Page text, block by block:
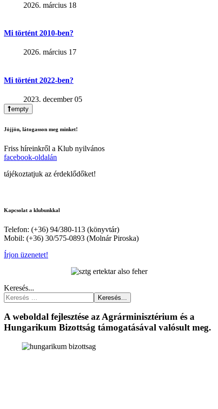
2026. március 18
Mi történt 2010-ben?
2026. március 17
Mi történt 2022-ben?
2023. december 05
empty
Jöjjön, látogasson meg minket!
Friss híreinkről a Klub nyilvános
facebook-oldalán
tájékoztatjuk az érdeklődőket!
Kapcsolat a klubunkkal
Telefon: (+36) 94/380-113 (könyvtár)
Mobil: (+36) 30/575-0893 (Molnár Piroska)
Írjon üzenetet!
Keresés...
Keresés...
A weboldal fejlesztése az Agrárminisztérium és a
Hungarikum Bizottság támogatásával valósult meg.